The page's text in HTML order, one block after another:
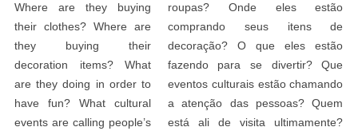
Where are they buying
their clothes? Where are
they buying their
decoration items? What
are they doing in order to
have fun? What cultural
events are calling people’s
roupas? Onde eles estão
comprando seus itens de
decoração? O que eles estão
fazendo para se divertir? Que
eventos culturais estão chamando
a atenção das pessoas? Quem
está ali de visita ultimamente?